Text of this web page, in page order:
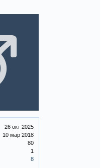
26 окт 2025
10 мар 2018
80
1
8